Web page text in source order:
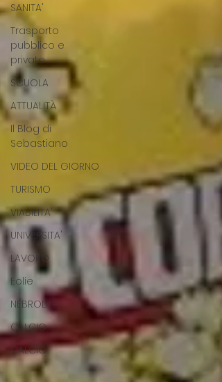
SANITA'
Trasporto
pubblico e
privato
SCUOLA
ATTUALITÀ
Il Blog di
Sebastiano
VIDEO DEL GIORNO
TURISMO
VIABILITA'
UNIVERSITA'
LAVORO
Eolie
NEBRODI
CALCIO
CALCIO